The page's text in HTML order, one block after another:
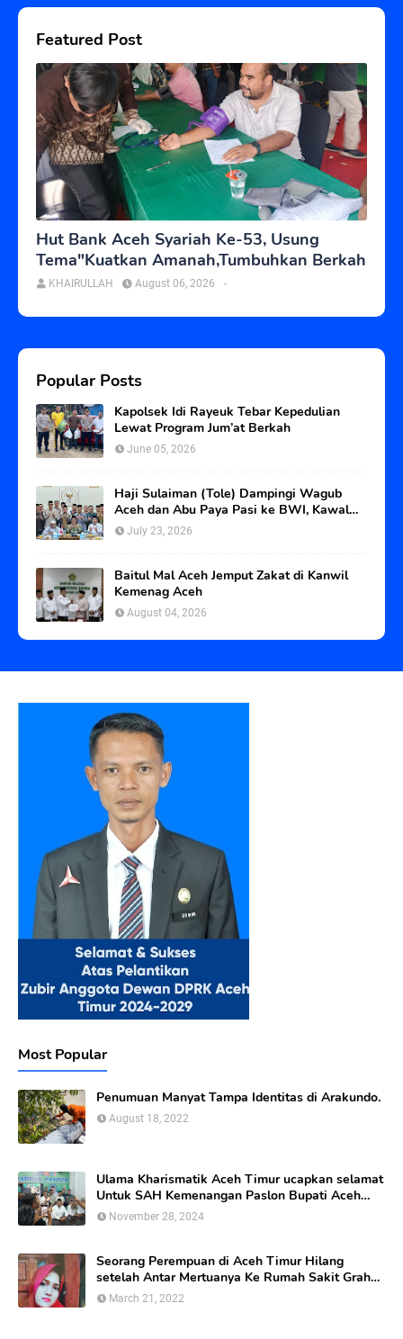
Featured Post
Hut Bank Aceh Syariah Ke-53, Usung
Tema"Kuatkan Amanah,Tumbuhkan Berkah
KHAIRULLAH -
August 06, 2026
Popular Posts
Kapolsek Idi Rayeuk Tebar Kepedulian
Lewat Program Jum’at Berkah
June 05, 2026
Haji Sulaiman (Tole) Dampingi Wagub
Aceh dan Abu Paya Pasi ke BWI, Kawal
Status Tanah Wakaf Blangpadang
July 23, 2026
Baitul Mal Aceh Jemput Zakat di Kanwil
Kemenag Aceh
August 04, 2026
Most Popular
Penumuan Manyat Tampa Identitas di Arakundo.
August 18, 2022
Ulama Kharismatik Aceh Timur ucapkan selamat
Untuk SAH Kemenangan Paslon Bupati Aceh
Timur calon nomor Urut 01
November 28, 2024
Seorang Perempuan di Aceh Timur Hilang
setelah Antar Mertuanya Ke Rumah Sakit Graha
Bunda Di kabupaten Aceh Timur.
March 21, 2022